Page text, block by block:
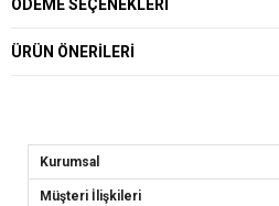
ÖDEME SEÇENEKLERI
ÜRÜN ÖNERILERI
Kurumsal
Müşteri İlişkileri